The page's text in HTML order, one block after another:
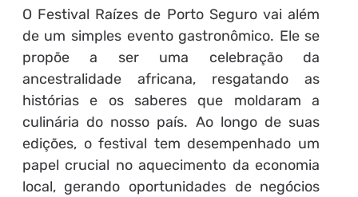
O Festival Raízes de Porto Seguro vai além
de um simples evento gastronômico. Ele se
propõe a ser uma celebração da
ancestralidade africana, resgatando as
histórias e os saberes que moldaram a
culinária do nosso país. Ao longo de suas
edições, o festival tem desempenhado um
papel crucial no aquecimento da economia
local, gerando oportunidades de negócios